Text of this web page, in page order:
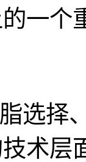
一个
选择
术层